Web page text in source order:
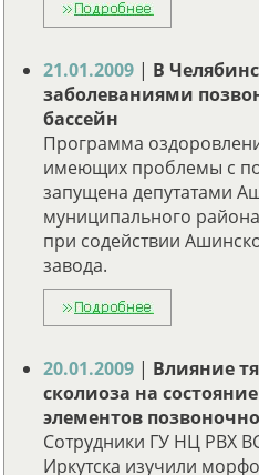
21.01.2009 | В
заболеваниями
бассейн
Программа
имеющих проблемы с
запущена депутатами
муниципального
при содействии
завода.
20.01.2009 | Влияние
сколиоза на
элементов
Сотрудники ГУ НЦ РВХ
Иркутска изучили